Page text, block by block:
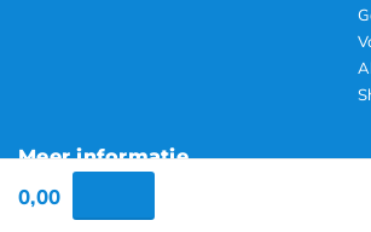
0,00
Meer informatie
Over ons
Algemene voorwaarden